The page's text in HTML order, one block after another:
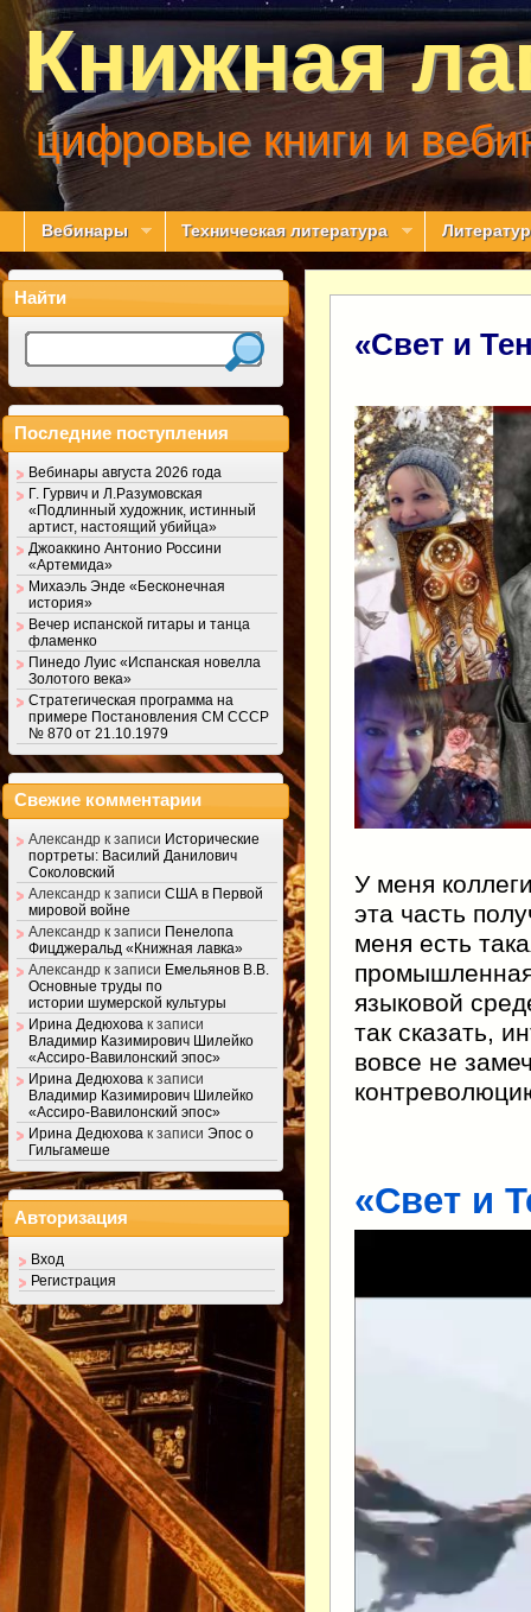
Книжная
цифровые книги и
Вебинары Техническая литература
«Свет и
У меня
эта часть
меня есть
языковой
так сказать,
вовсе не
«Свет и
Найти
Последние поступления
Вебинары августа 2026 года
Г. Гурвич и Л.Разумовская
«Подлинный художник, истинный
артист, настоящий убийца»
Джоаккино Антонио Россини
«Артемида»
Михаэль Энде «Бесконечная
история»
Вечер испанской гитары и танца
фламенко
Пинедо Луис «Испанская новелла
Золотого века»
Стратегическая программа на
примере Постановления СМ СССР
№ 870 от 21.10.1979
Свежие комментарии
Александр к записи Исторические
портреты: Василий Данилович
Соколовский
Александр к записи США в Первой
мировой войне
Александр к записи Пенелопа
Фицджеральд «Книжная лавка»
Александр к записи Емельянов В.В.
Основные труды по
истории шумерской культуры
Ирина Дедюхова к записи
Владимир Казимирович Шилейко
«Ассиро-Вавилонский эпос»
Ирина Дедюхова к записи
Владимир Казимирович Шилейко
«Ассиро-Вавилонский эпос»
Ирина Дедюхова к записи Эпос о
Гильгамеше
Авторизация
Вход
Регистрация